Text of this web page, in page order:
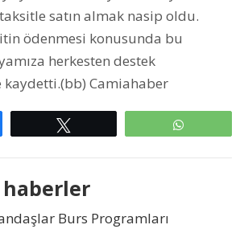
satın almak nasip oldu.
ödenmesi konusunda bu
herkesten destek
kaydetti.(bb) Camiahaber
haberler
Burs Programları